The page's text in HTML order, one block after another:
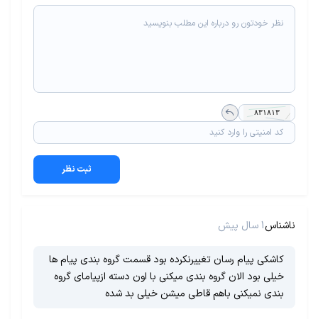
ثبت نظر
ناشناس1 سال پیش
کاشکی پیام رسان تغییرنکرده بود قسمت گروه بندی پیام ها
خیلی بود الان گروه بندی میکنی با اون دسته ازپیامای گروه
بندی نمیکنی باهم قاطی میشن خیلی بد شده